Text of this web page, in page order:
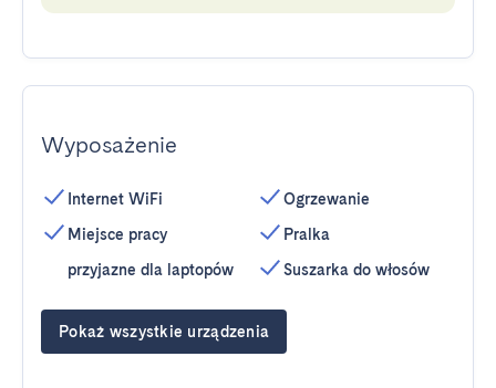
Wyposażenie
Internet WiFi
Miejsce pracy
przyjazne dla laptopów
Ogrzewanie
Pralka
Suszarka do włosów
Pokaż wszystkie urządzenia